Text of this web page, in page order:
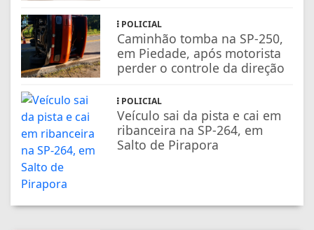
POLICIAL
Caminhão tomba na SP-250,
em Piedade, após motorista
perder o controle da direção
POLICIAL
Veículo sai da pista e cai em
ribanceira na SP-264, em
Salto de Pirapora